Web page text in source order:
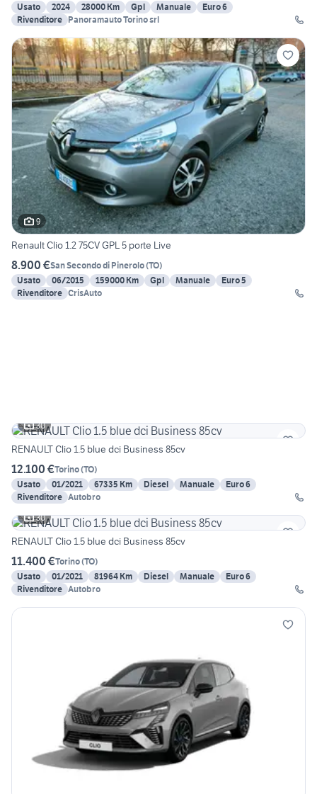
Usato
2024 28000 Km Gpl Manuale
Euro 6
Rivenditore Panoramauto Torino srl
9
Renault Clio 1.2 75CV GPL 5 porte Live
8.900 €San Secondo di Pinerolo(TO)
Usato
06/2015 159000 Km Gpl Manuale
Euro 5
Rivenditore CrisAuto
30
RENAULT Clio 1.5 blue dci Business 85cv
12.100 €Torino(TO)
Usato
01/2021 67335 Km Diesel Manuale
Euro 6
Rivenditore Autobro
30
RENAULT Clio 1.5 blue dci Business 85cv
11.400 €Torino(TO)
Usato
01/2021 81964 Km Diesel Manuale
Euro 6
Rivenditore Autobro